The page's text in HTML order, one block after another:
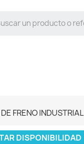
FRENO INDUSTRIAL
DISPONIBILIDAD